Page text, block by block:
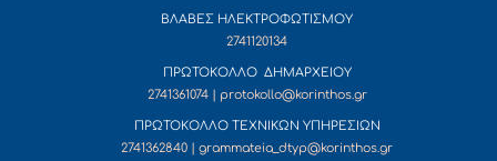
ΒΛΑΒΕΣ ΗΛΕΚΤΡΟΦΩΤΙΣΜΟΥ
2741120134
ΠΡΩΤΟΚΟΛΛΟ ΔΗΜΑΡΧΕΙΟΥ
2741361074 | protokollo@korinthos.gr
ΠΡΩΤΟΚΟΛΛΟ ΤΕΧΝΙΚΩΝ ΥΠΗΡΕΣΙΩΝ
2741362840 | grammateia_dtyp@korinthos.gr